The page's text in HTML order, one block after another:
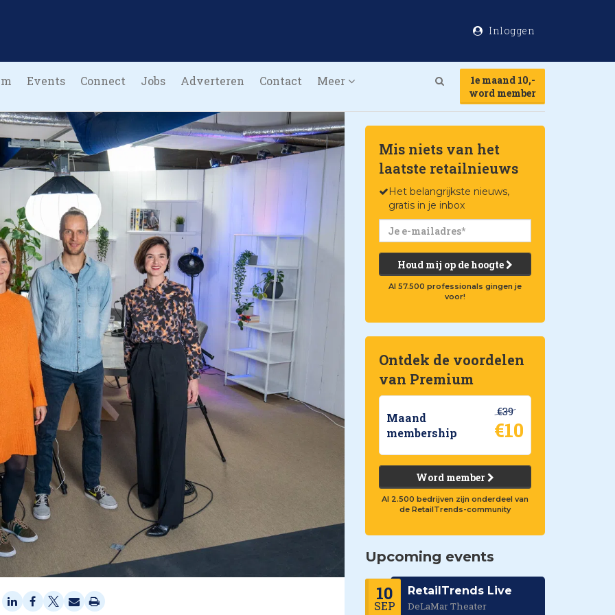
Inloggen
Events Connect Jobs Adverteren Contact Meer
1e maand 10,-
word member
Mis niets van het
laatste retailnieuws
Het belangrijkste nieuws,
gratis in je inbox
Houd mij op de hoogte
Al 57.500 professionals gingen je
voor!
Ontdek de voordelen
van Premium
Maand
membership
€39
€10
Word member
Al 2.500 bedrijven zijn onderdeel van
de RetailTrends-community
Upcoming events
10
SEP
RetailTrends Live
DeLaMar Theater